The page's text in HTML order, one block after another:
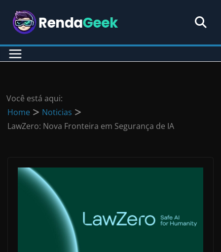
para
conteúdo
Você está aqui:
Home
Noticias
LawZero: Nova Fronteira em Segurança de IA